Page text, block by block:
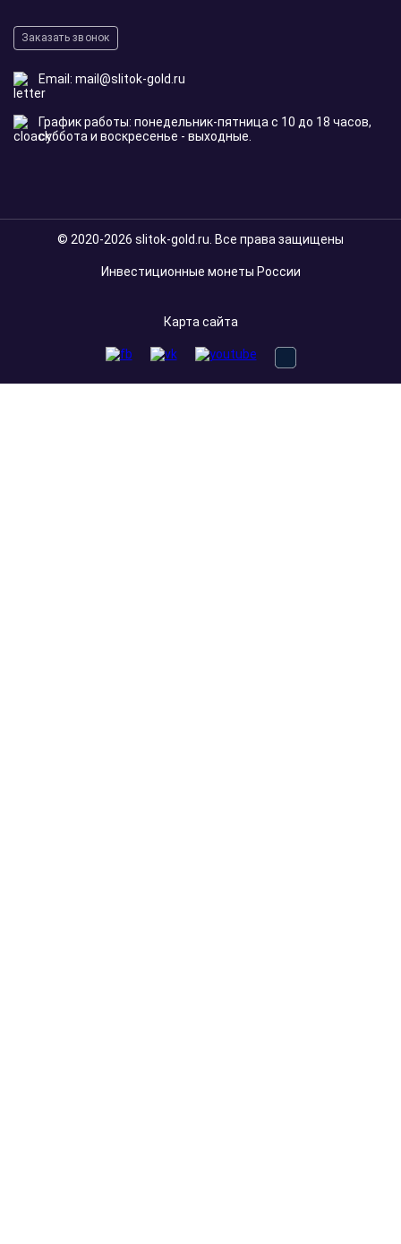
Заказать звонок
Email: mail@slitok-gold.ru
График работы: понедельник-пятница с 10 до 18 часов,
суббота и воскресенье - выходные.
© 2020-2026 slitok-gold.ru. Все права защищены
Инвестиционные монеты России
Карта сайта